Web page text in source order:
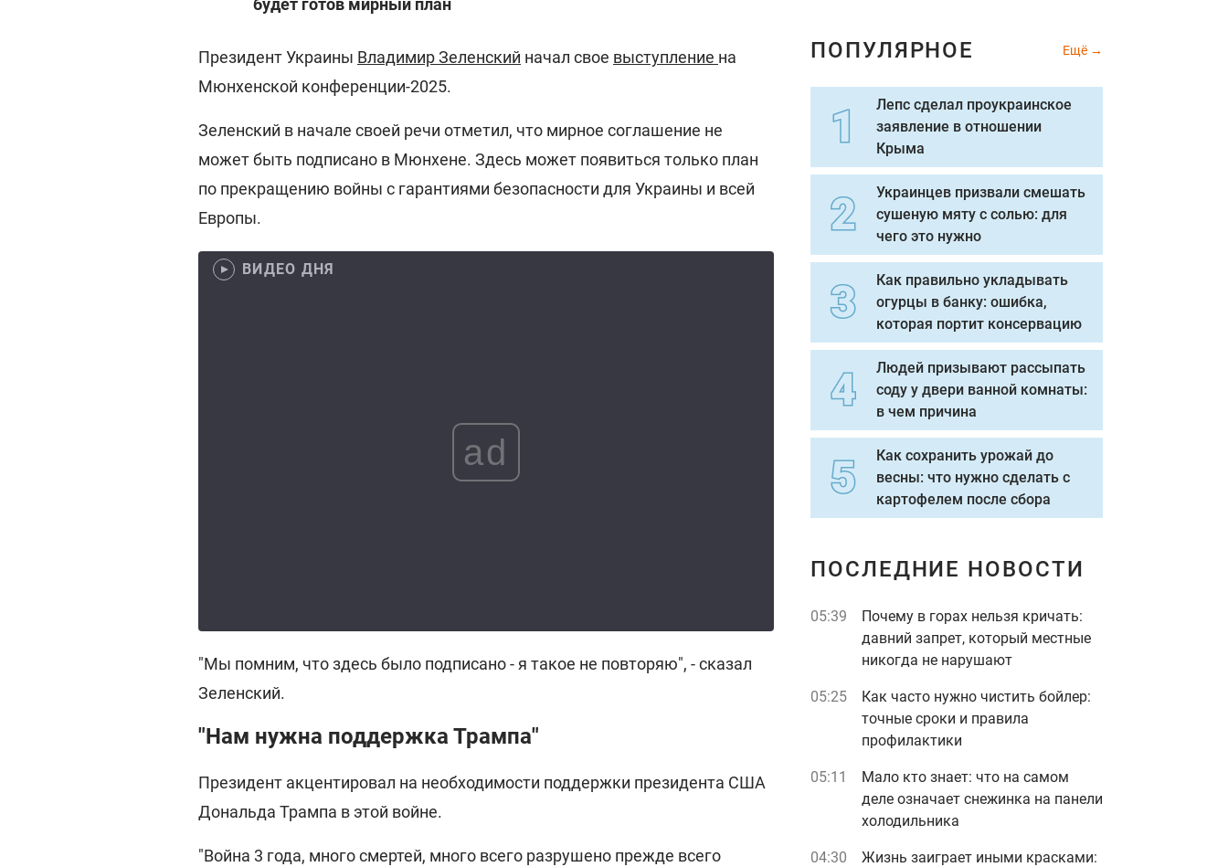
будет готов мирный план
Президент Украины Владимир Зеленский начал свое выступление на
Мюнхенской конференции-2025.
Зеленский в начале своей речи отметил, что мирное соглашение не
может быть подписано в Мюнхене. Здесь может появиться только план
по прекращению войны с гарантиями безопасности для Украины и всей
Европы.
ВИДЕО ДНЯ
ad
"Мы помним, что здесь было подписано - я такое не повторяю", - сказал
Зеленский.
"Нам нужна поддержка Трампа"
Президент акцентировал на необходимости поддержки президента США
Дональда Трампа в этой войне.
"Война 3 года, много смертей, много всего разрушено прежде всего
ПОПУЛЯРНОЕ Ещё
Лепс сделал проукраинское
заявление в отношении
Крыма
Украинцев призвали смешать
сушеную мяту с солью: для
чего это нужно
Как правильно укладывать
огурцы в банку: ошибка,
которая портит консервацию
Людей призывают рассыпать
соду у двери ванной комнаты:
в чем причина
Как сохранить урожай до
весны: что нужно сделать с
картофелем после сбора
ПОСЛЕДНИЕ НОВОСТИ
05:39
Почему в горах нельзя кричать:
давний запрет, который местные
никогда не нарушают
05:25
Как часто нужно чистить бойлер:
точные сроки и правила
профилактики
05:11
Мало кто знает: что на самом
деле означает снежинка на панели
холодильника
04:30
Жизнь заиграет иными красками: